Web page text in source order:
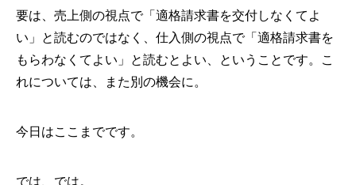
要は、売上側の視点で「適格請求書を交付しなくてよ
い」と読むのではなく、仕入側の視点で「適格請求書を
もらわなくてよい」と読むとよい、ということです。こ
れについては、また別の機会に。
今日はここまでです。
では、では。